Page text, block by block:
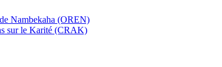
Nambekaha (OREN)
sur le Karité (CRAK)